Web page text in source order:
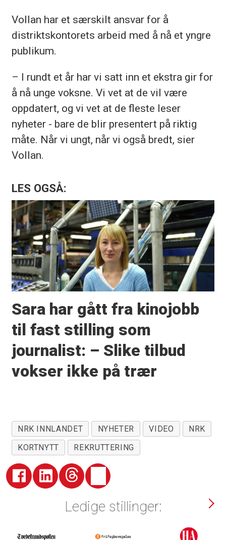
Vollan har et særskilt ansvar for å
distriktskontorets arbeid med å nå et yngre
publikum.
– I rundt et år har vi satt inn et ekstra gir for
å nå unge voksne. Vi vet at de vil være
oppdatert, og vi vet at de fleste leser
nyheter - bare de blir presentert på riktig
måte. Når vi ungt, når vi også bredt, sier
Vollan.
LES OGSÅ:
Sara har gått fra kinojobb
til fast stilling som
journalist: – Slike tilbud
vokser ikke på trær
NRK INNLANDET NYHETER VIDEO
NRK
KORTNYTT
REKRUTTERING
Ledige stillinger: